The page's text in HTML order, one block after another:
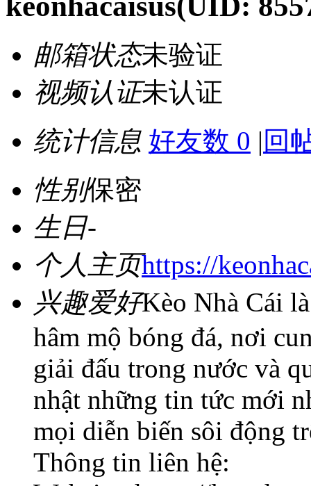
邮箱状态未验证
视频认证未认证
统计信息 好友数 0 | 回
性别保密
生日-
个人主页https://
兴趣爱好Kèo Nhà Cái
hâm mộ bóng đá, nơi
giải đấu trong nước và
nhật những tin tức mới
mọi diễn biến sôi động
Thông tin liên hệ: